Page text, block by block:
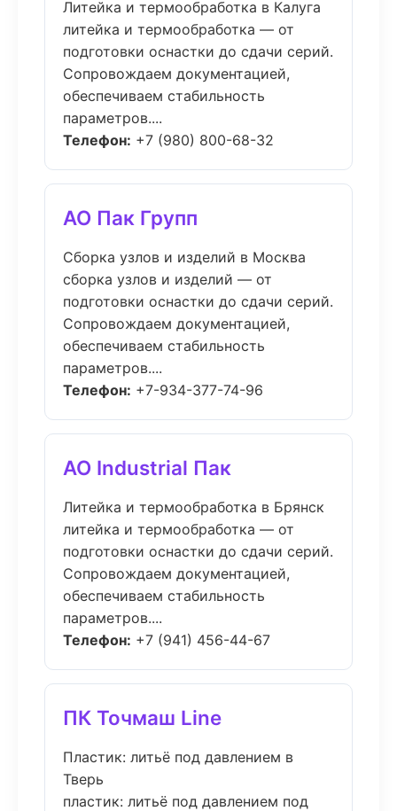
Литейка и термообработка в Калуга
литейка и термообработка — от
подготовки оснастки до сдачи серий.
Сопровождаем документацией,
обеспечиваем стабильность
параметров....
Телефон: +7 (980) 800-68-32
АО Пак Групп
Сборка узлов и изделий в Москва
сборка узлов и изделий — от
подготовки оснастки до сдачи серий.
Сопровождаем документацией,
обеспечиваем стабильность
параметров....
Телефон: +7-934-377-74-96
АО Industrial Пак
Литейка и термообработка в Брянск
литейка и термообработка — от
подготовки оснастки до сдачи серий.
Сопровождаем документацией,
обеспечиваем стабильность
параметров....
Телефон: +7 (941) 456-44-67
ПК Точмаш Line
Пластик: литьё под давлением в
Тверь
пластик: литьё под давлением под